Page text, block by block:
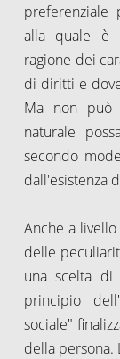
preferenziale
alla quale è
ragione dei
di diritti e
Ma non può
naturale
secondo
dall'esistenza
Anche a
delle
una scelta di
principio
sociale"
della persona.